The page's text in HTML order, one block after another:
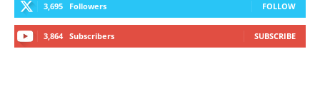
3,695 Followers FOLLOW
3,864 Subscribers SUBSCRIBE